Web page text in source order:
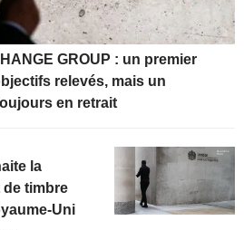
GROUP : un premier
relevés, mais un
en retrait
la
timbre
Uni